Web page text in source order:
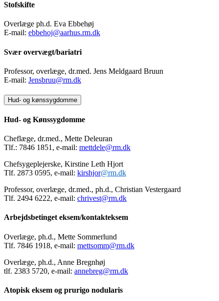
Stofskifte
Overlæge ph.d. Eva Ebbehøj
E-mail: ebbehoj@aarhus.rm.dk
Svær overvægt/bariatri
Professor, overlæge, dr.med. Jens Meldgaard Bruun
E-mail: Jensbruu@rm.dk
Hud- og kønssygdomme
Hud- og Kønssygdomme
Cheflæge, dr.med., Mette Deleuran
Tlf.: 7846 1851, e-mail: mettdele@rm.dk
Chefsygeplejerske, Kirstine Leth Hjort
Tlf. 2873 0595, e-mail: kirshjor@rm.dk
Professor, overlæge, dr.med., ph.d., Christian Vestergaard
Tlf. 2494 6222, e-mail: chrivest@rm.dk
Arbejdsbetinget eksem/kontakteksem
Overlæge, ph.d., Mette Sommerlund
Tlf. 7846 1918, e-mail: mettsomm@rm.dk
Overlæge, ph.d., Anne Bregnhøj
tlf. 2383 5720, e-mail: annebreg@rm.dk
Atopisk eksem og prurigo nodularis